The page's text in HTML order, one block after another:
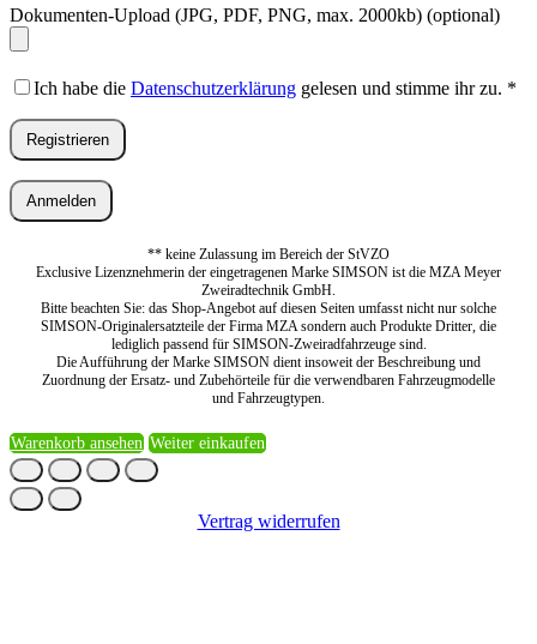
Dokumenten-Upload (JPG, PDF, PNG, max. 2000kb) (optional)
Ich habe die Datenschutzerklärung gelesen und stimme ihr zu. *
Registrieren
Anmelden
** keine Zulassung im Bereich der StVZO
Exclusive Lizenznehmerin der eingetragenen Marke SIMSON ist die MZA Meyer
Zweiradtechnik GmbH.
Bitte beachten Sie: das Shop-Angebot auf diesen Seiten umfasst nicht nur solche
SIMSON-Originalersatzteile der Firma MZA sondern auch Produkte Dritter, die
lediglich passend für SIMSON-Zweiradfahrzeuge sind.
Die Aufführung der Marke SIMSON dient insoweit der Beschreibung und
Zuordnung der Ersatz- und Zubehörteile für die verwendbaren Fahrzeugmodelle
und Fahrzeugtypen.
Warenkorb ansehen Weiter einkaufen
Vertrag widerrufen